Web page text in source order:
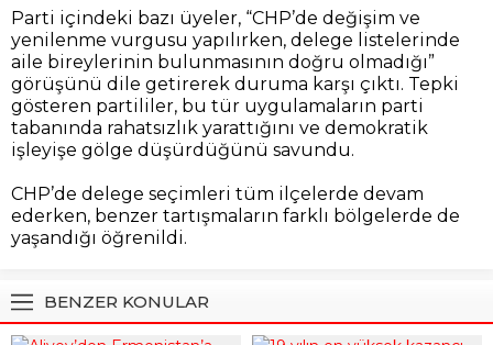
Parti içindeki bazı üyeler, “CHP’de değişim ve
yenilenme vurgusu yapılırken, delege listelerinde
aile bireylerinin bulunmasının doğru olmadığı”
görüşünü dile getirerek duruma karşı çıktı. Tepki
gösteren partililer, bu tür uygulamaların parti
tabanında rahatsızlık yarattığını ve demokratik
işleyişe gölge düşürdüğünü savundu.
CHP’de delege seçimleri tüm ilçelerde devam
ederken, benzer tartışmaların farklı bölgelerde de
yaşandığı öğrenildi.
BENZER KONULAR